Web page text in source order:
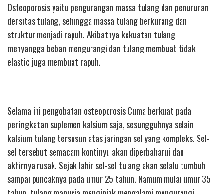
Osteoporosis yaitu pengurangan massa tulang dan penurunan
densitas tulang, sehingga massa tulang berkurang dan
struktur menjadi rapuh. Akibatnya kekuatan tulang
menyangga beban mengurangi dan tulang membuat tidak
elastic juga membuat rapuh.
Selama ini pengobatan osteoporosis Cuma berkuat pada
peningkatan suplemen kalsium saja, sesungguhnya selain
kalsium tulang tersusun atas jaringan sel yang kompleks. Sel-
sel tersebut semacam kontinyu akan diperbaharui dan
akhirnya rusak. Sejak lahir sel-sel tulang akan selalu tumbuh
sampai puncaknya pada umur 25 tahun. Namum mulai umur 35